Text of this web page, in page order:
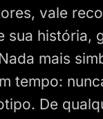
vale
sua história,
mais
tempo:
De